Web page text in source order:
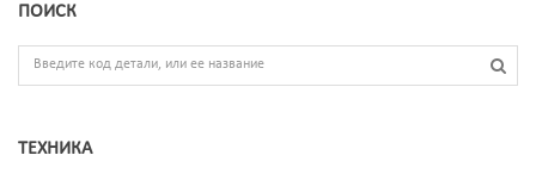
ПОИСК
ТЕХНИКА